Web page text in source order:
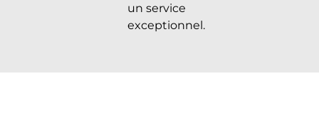
un service
exceptionnel.